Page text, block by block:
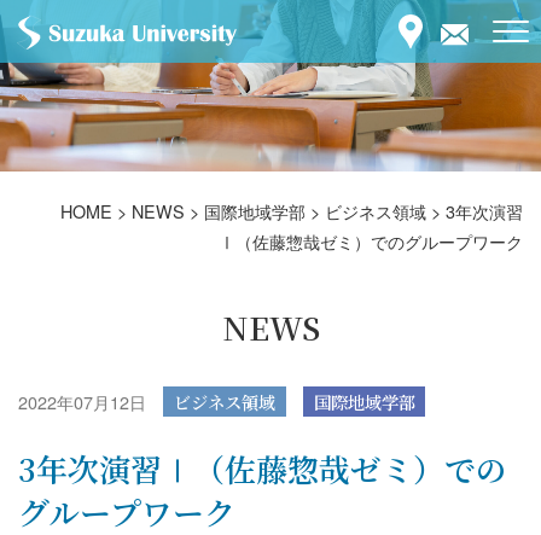
HOME > NEWS > 国際地域学部 > ビジネス領域 > 3年次演習
Ⅰ（佐藤惣哉ゼミ）でのグループワーク
NEWS
2022年07月12日 ビジネス領域 国際地域学部
3年次演習Ⅰ（佐藤惣哉ゼミ）での
グループワーク